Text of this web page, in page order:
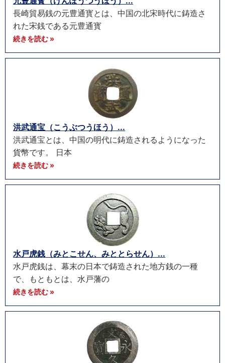
長崎貿易銭の元豊通寳とは、中国の北宋時代に鋳造さ
れた宋銭である元豊通寳
続きを読む »
洪武通宝（こうぶつうほう）...
洪武通宝とは、中国の明代に鋳造されるようになった
貨幣です。 日本
続きを読む »
水戸虎銭（みとこせん、みととらせん）...
水戸虎銭は、幕末の日本で鋳造された地方銭の一種
で、もともとは、水戸藩の
続きを読む »